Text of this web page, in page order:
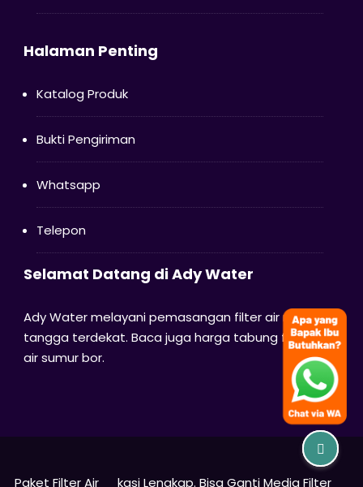
Halaman Penting
Katalog Produk
Bukti Pengiriman
Whatsapp
Telepon
Selamat Datang di Ady Water
Ady Water melayani pemasangan filter air rumah
tangga terdekat. Baca juga harga tabung filter
air sumur bor.
bekasifilterair.id | Jasa Instalasi
Paket Filter Air Bekasi Lengkap. Bisa Ganti Media Filter